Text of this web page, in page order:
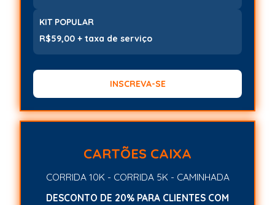
KIT POPULAR
R$59,00 + taxa de serviço
INSCREVA-SE
CARTÕES CAIXA
CORRIDA 10K - CORRIDA 5K - CAMINHADA
DESCONTO DE 20% PARA CLIENTES COM